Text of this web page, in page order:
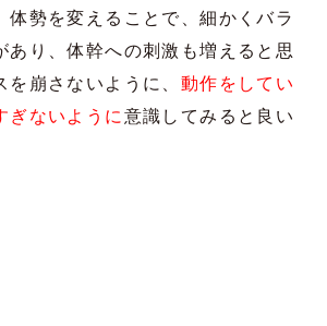
体勢を変えることで、細かくバラ
あり、体幹への刺激も増えると思
崩さないように、 動作をしてい
ぎないように 意識してみると良い